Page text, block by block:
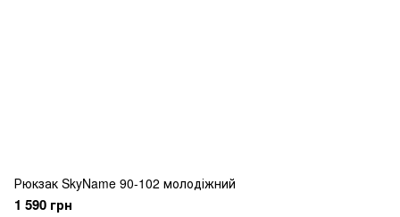
Рюкзак SkyName 90-102 молодіжний
1 590 грн